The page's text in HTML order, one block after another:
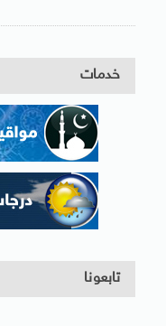
خدمات
تابعونا